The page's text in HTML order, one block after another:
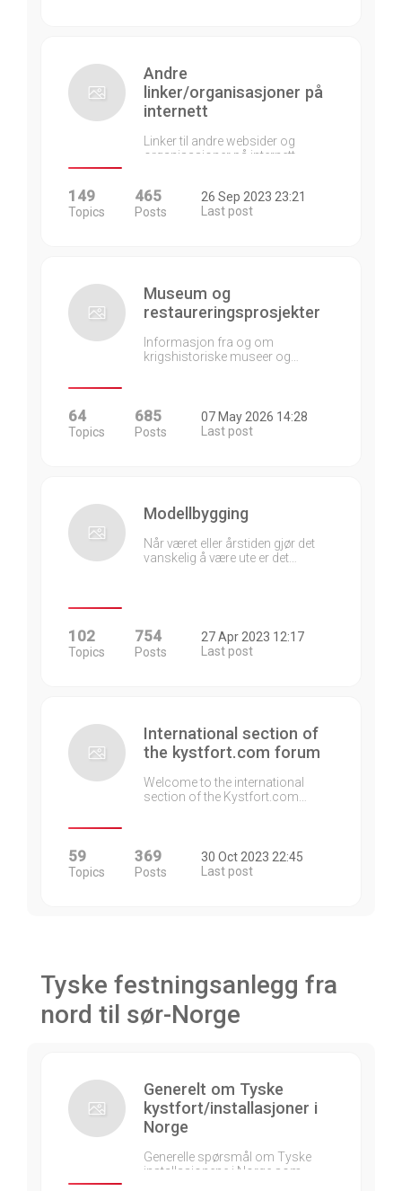
Andre
linker/organisasjoner på
internett
Linker til andre websider og
organisasjoner på internett…
149
Topics
465
Posts
26 Sep 2023 23:21
Last post
Museum og
restaureringsprosjekter
Informasjon fra og om
krigshistoriske museer og…
64
Topics
685
Posts
07 May 2026 14:28
Last post
Modellbygging
Når været eller årstiden gjør det
vanskelig å være ute er det…
102
Topics
754
Posts
27 Apr 2023 12:17
Last post
International section of
the kystfort.com forum
Welcome to the international
section of the Kystfort.com…
59
Topics
369
Posts
30 Oct 2023 22:45
Last post
Tyske festningsanlegg fra
nord til sør-Norge
Generelt om Tyske
kystfort/installasjoner i
Norge
Generelle spørsmål om Tyske
installasjonene i Norge som…